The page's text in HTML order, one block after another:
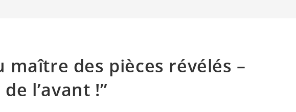
maître des pièces révélés –
l’avant !”